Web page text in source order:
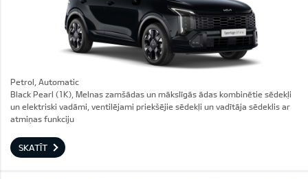
Petrol, Automatic
Black Pearl (1K), Melnas zamšādas un mākslīgās ādas kombinētie sēdekļi
un elektriski vadāmi, ventilējami priekšējie sēdekļi un vadītāja sēdeklis ar
atmiņas funkciju
SKATĪT